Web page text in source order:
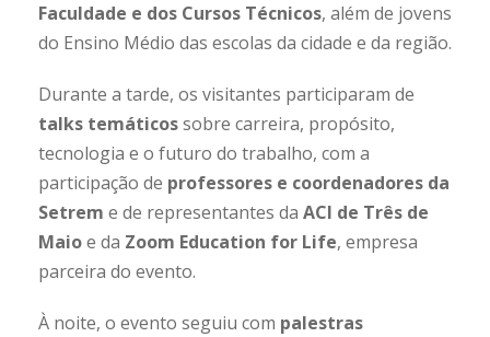
Faculdade e dos Cursos Técnicos, além de jovens
do Ensino Médio das escolas da cidade e da região.
Durante a tarde, os visitantes participaram de
talks temáticossobre carreira, propósito,
tecnologia e o futuro do trabalho, com a
participação de professores e coordenadores da
Setrem e de representantes da ACI de Três de
Maioe da Zoom Education for Life, empresa
parceira do evento.
À noite, o evento seguiu com palestras